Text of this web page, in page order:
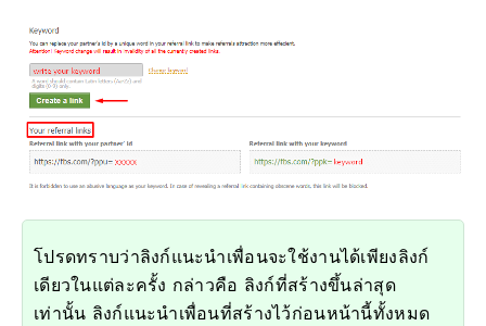
โปรดทราบว่าลิงก์แนะนำเพื่อนจะใช้งานได้เพียงลิงก์
เดียวในแต่ละครั้ง กล่าวคือ ลิงก์ที่สร้างขึ้นล่าสุด
เท่านั้น ลิงก์แนะนำเพื่อนที่สร้างไว้ก่อนหน้านี้ทั้งหมด